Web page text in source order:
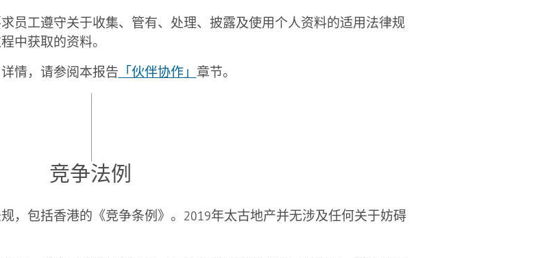
员工遵守关于收集、管有、处理、披露及使用个人资料的适用法律规
中获取的资料。
情，请参阅本报告 「伙伴协作」 章节。
竞争法例
，包括香港的《竞争条例》。2019年太古地产并无涉及任何关于妨碍